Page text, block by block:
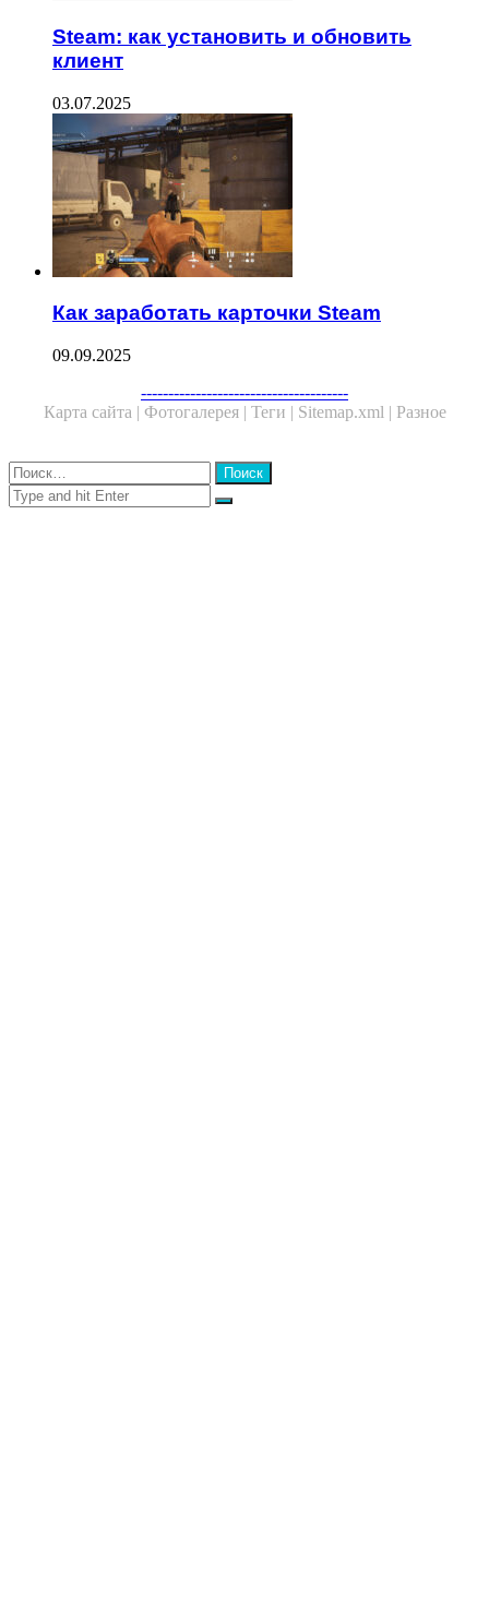
Steam: как установить и обновить
клиент
03.07.2025
Как заработать карточки Steam
09.09.2025
--------------------------------------
Карта сайта | Фотогалерея | Теги | Sitemap.xml | Разное
Close
Найти:
Close
Search